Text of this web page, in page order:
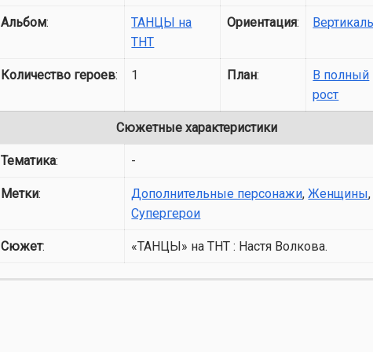
Альбом:
ТАНЦЫ на
ТНТ
Ориентация:
Количество героев: 1 План:
В полный
рост
Сюжетные характеристики
Тематика: -
Метки: Дополнительные персонажи,Женщины,
Супергерои
Сюжет: «ТАНЦЫ» на ТНТ : Настя Волкова.